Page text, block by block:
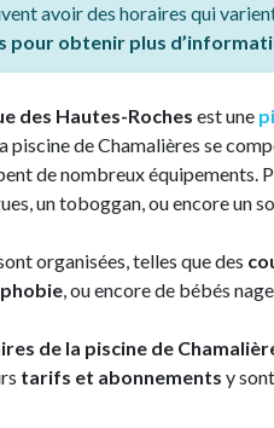
avoir des horaires qui
pour obtenir plus
des Hautes-Roches est une
de Chamalières se
de nombreux équipements.
un toboggan, ou encore un
organisées, telles que des
, ou encore de bébés
de la piscine de
tarifs et abonnements y